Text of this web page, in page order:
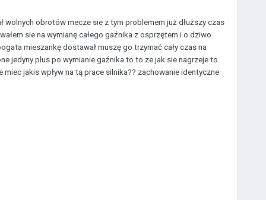
obrotów mecze sie z tym problemem już dłuższy czas
sie na wymianę całego gaźnika z osprzętem i o dziwo
mieszankę dostawał muszę go trzymać cały czas na
jedyny plus po wymianie gaźnika to to ze jak sie nagrzeje to
jakis wpływ na tą prace silnika?? zachowanie identyczne